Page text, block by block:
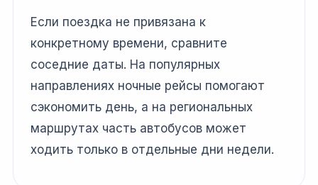
Если поездка не привязана к
конкретному времени, сравните
соседние даты. На популярных
направлениях ночные рейсы помогают
сэкономить день, а на региональных
маршрутах часть автобусов может
ходить только в отдельные дни недели.